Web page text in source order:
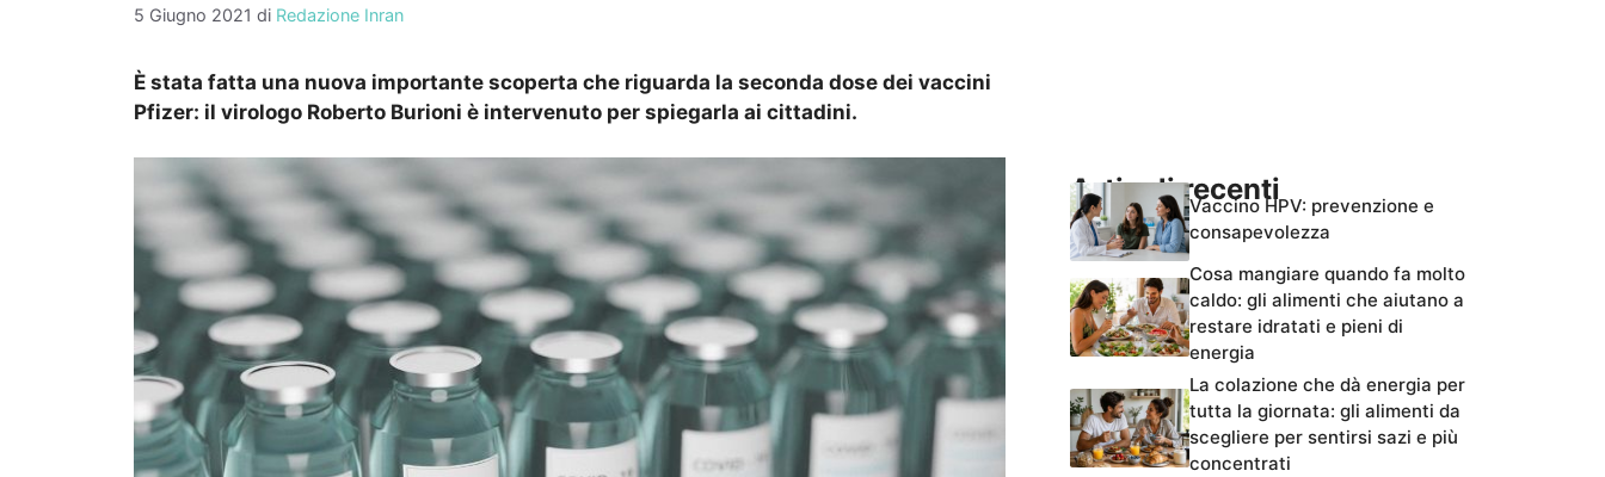
5 Giugno 2021 di Redazione Inran
È stata fatta una nuova importante scoperta che riguarda la seconda dose dei vaccini
Pfizer: il virologo Roberto Burioni è intervenuto per spiegarla ai cittadini.
Articoli recentiVaccino HPV: prevenzione e
consapevolezza
Cosa mangiare quando fa molto
caldo: gli alimenti che aiutano a
restare idratati e pieni di
energia
La colazione che dà energia per
tutta la giornata: gli alimenti da
scegliere per sentirsi sazi e più
concentrati